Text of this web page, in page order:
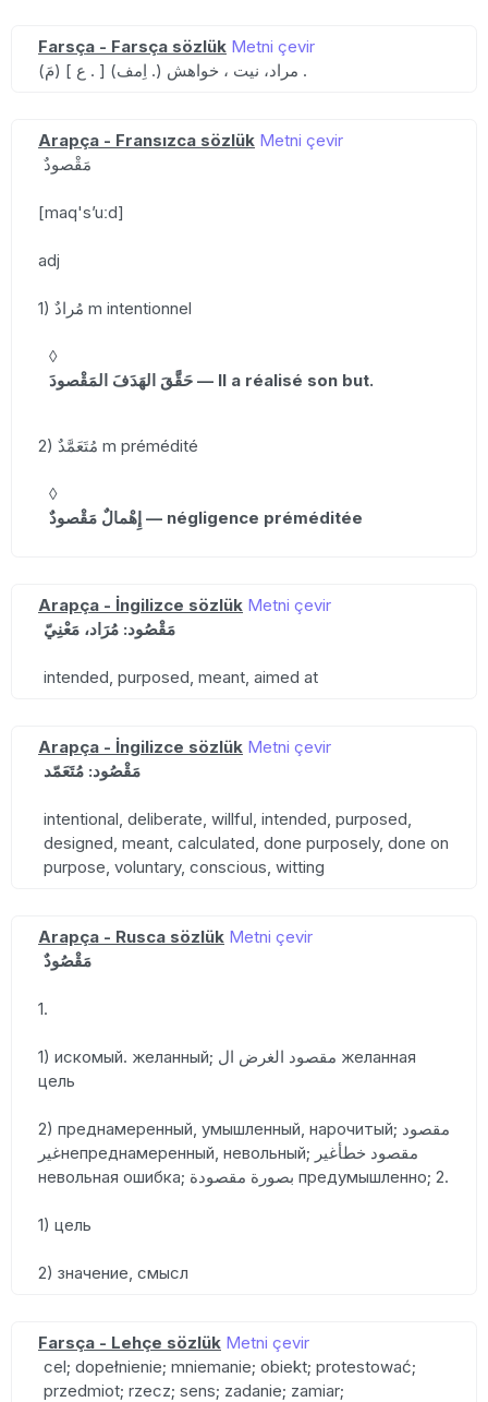
Farsça - Farsça sözlük Metni çevir
(مَ) [ ع . ] (اِمف .) مراد، نیت ، خواهش .
Arapça - Fransızca sözlük Metni çevir
مَقْصودٌ
[maq'sʼuːd]
adj
1) مُرادٌ m intentionnel
◊
حَقَّقَ الهَدَفَ المَقْصودَ — Il a réalisé son but.
2) مُتَعَمَّدٌ m prémédité
◊
إِهْمالٌ مَقْصودٌ — négligence préméditée
Arapça - İngilizce sözlük Metni çevir
مَقْصُود: مُرَاد، مَعْنِيّ
intended, purposed, meant, aimed at
Arapça - İngilizce sözlük Metni çevir
مَقْصُود: مُتَعَمّد
intentional, deliberate, willful, intended, purposed,
designed, meant, calculated, done purposely, done on
purpose, voluntary, conscious, witting
Arapça - Rusca sözlük Metni çevir
مَقْصُودٌ
1.
1) искомый. желанный; مقصود الغرض ال желанная
цель
2) преднамеренный, умышленный, нарочитый; مقصود
غيرнепреднамеренный, невольный; مقصود خطأغير
невольная ошибка; بصورة مقصودة предумышленно; 2.
1) цель
2) значение, смысл
Farsça - Lehçe sözlük Metni çevir
cel; dopełnienie; mniemanie; obiekt; protestować;
przedmiot; rzecz; sens; zadanie; zamiar;